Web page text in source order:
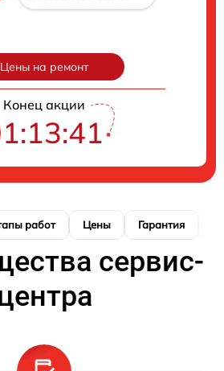
Цены на ремонт
Конец акции
работ Цены Гарантия
сервис-